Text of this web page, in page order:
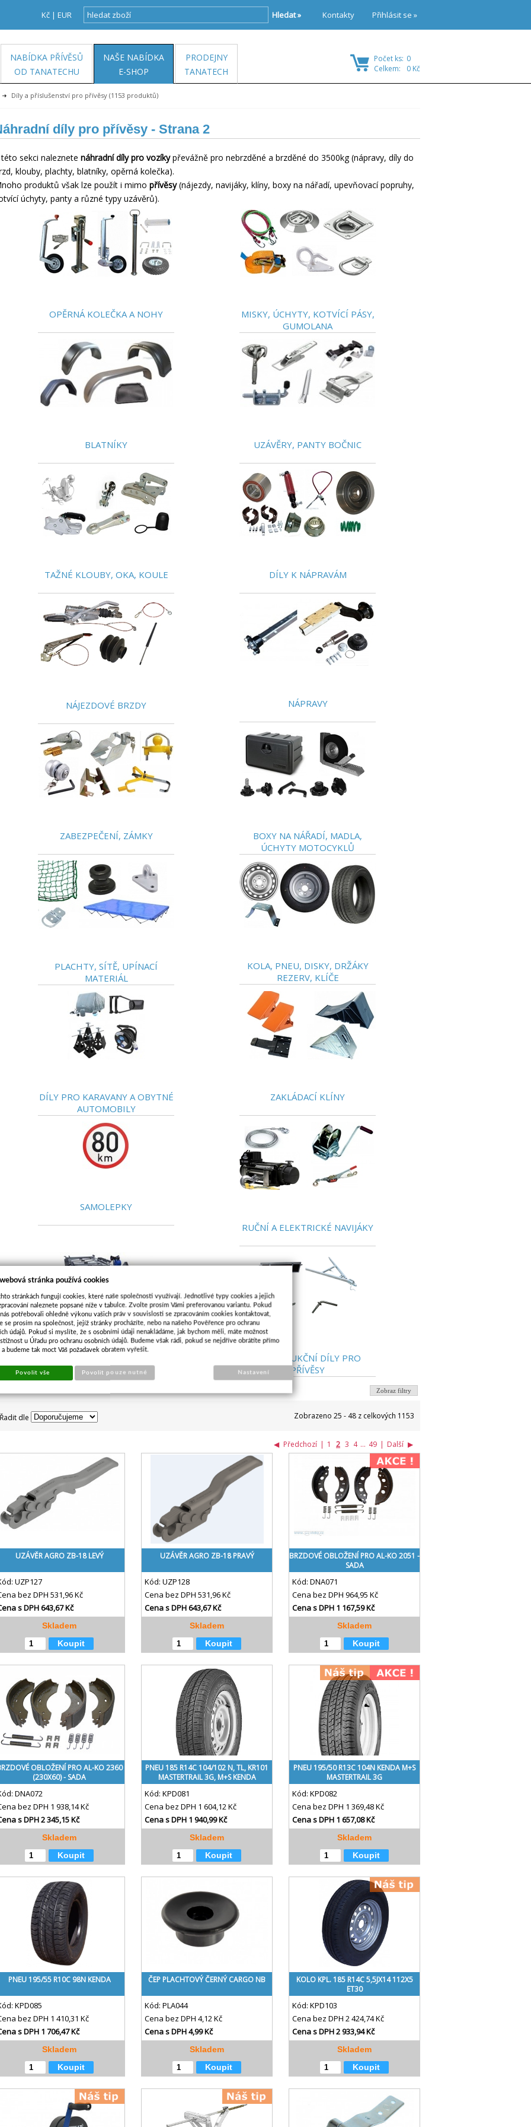
Díly a příslušenství pro přívěsy (1153 produktů)
díly pro přívěsy - Strana 2
této sekci naleznete náhradní díly pro vozíkypřevážně pro nebrzděné a brzděné do 3500kg (nápravy, díly do
klouby, plachty, blatníky, opěrná kolečka).
produktů však lze použít i mimo přívěsy(nájezdy, navijáky, klíny, boxy na nářadí, upevňovací popruhy,
úchyty, panty a různé typy uzávěrů).
OPĚRNÁ KOLEČKA A NOHY
MISKY, ÚCHYTY, KOTVÍCÍ PÁSY,
GUMOLANA
BLATNÍKY UZÁVĚRY, PANTY BOČNIC
TAŽNÉ KLOUBY, OKA, KOULE DÍLY K NÁPRAVÁM
NÁJEZDOVÉ BRZDY NÁPRAVY
ZABEZPEČENÍ, ZÁMKY
BOXY NA NÁŘADÍ, MADLA,
ÚCHYTY MOTOCYKLŮ
PLACHTY, SÍTĚ, UPÍNACÍ
MATERIÁL
KOLA, PNEU, DISKY, DRŽÁKY
REZERV, KLÍČE
DÍLY PRO KARAVANY A OBYTNÉ
AUTOMOBILY
ZAKLÁDACÍ KLÍNY
SAMOLEPKY
RUČNÍ A ELEKTRICKÉ NAVIJÁKY
KONSTRUKČNÍ DÍLY PRO
PŘÍVĚSY
Zobraz filtry
Řadit dle Zobrazeno 25 - 48 z celkových 1153
◀ Předchozí | 1 2 3 4 ... 49 | Další ▶
UZÁVĚR AGRO ZB-18 LEVÝ
UZP127
bez DPH 531,96 Kč
s DPH643,67 Kč
Skladem
Koupit
UZÁVĚR AGRO ZB-18 PRAVÝ
Kód: UZP128
Cena bez DPH 531,96 Kč
Cena s DPH643,67 Kč
Skladem
Koupit
BRZDOVÉ OBLOŽENÍ PRO AL-KO 2051 -
SADA
Kód: DNA071
Cena bez DPH 964,95 Kč
Cena s DPH 1 167,59 Kč
Skladem
Koupit
OBLOŽENÍ PRO AL-KO 2360
(230X60) - SADA
DNA072
bez DPH 1 938,14 Kč
s DPH2 345,15 Kč
Skladem
Koupit
PNEU 185 R14C 104/102 N, TL, KR101
MASTERTRAIL 3G, M+S KENDA
Kód: KPD081
Cena bez DPH 1 604,12 Kč
Cena s DPH 1 940,99 Kč
Skladem
Koupit
PNEU 195/50 R13C 104N KENDA M+S
MASTERTRAIL 3G
Kód: KPD082
Cena bez DPH 1 369,48 Kč
Cena s DPH 1 657,08 Kč
Skladem
Koupit
PNEU 195/55 R10C 98N KENDA
KPD085
bez DPH 1 410,31 Kč
s DPH 1 706,47 Kč
Skladem
Koupit
ČEP PLACHTOVÝ ČERNÝ CARGO NB
Kód: PLA044
Cena bez DPH 4,12 Kč
Cena s DPH4,99 Kč
Skladem
Koupit
KOLO KPL. 185 R14C 5,5JX14 112X5
ET30
Kód: KPD103
Cena bez DPH 2 424,74 Kč
Cena s DPH2 933,94 Kč
Skladem
Koupit
Přihlásit se »
Kontakty
Hledat »
Kč | EUR
NABÍDKA PŘÍVĚSŮ
OD TANATECHU
NAŠE NABÍDKA
E-SHOP
PRODEJNY
TANATECH
Počet ks: 0
Celkem:
0 Kč
stránka používá cookies
stránkách fungují cookies, které naše společnosti využívají. Jednotlivé typy cookies a jejich
naleznete popsané níže v tabulce. Zvolte prosím Vámi preferovanou variantu. Pokud
potřebovali ohledně výkonu vašich práv v souvislosti se zpracováním cookies kontaktovat,
se prosím na společnost, jejíž stránky procházíte, nebo na našeho Pověřence pro ochranu
údajů. Pokud si myslíte, že s osobními údaji nenakládáme, jak bychom měli, máte možnost
u Úřadu pro ochranu osobních údajů. Budeme však rádi, pokud se nejdříve obrátíte přímo
a budeme tak moct Váš požadavek obratem vyřešit.
Povolit vše Povolit pouze nutné Nastavení